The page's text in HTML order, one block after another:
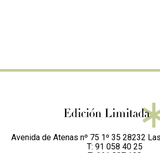
Avenida de Atenas nº 75 1º 35 28232
T: 91 058 40 25